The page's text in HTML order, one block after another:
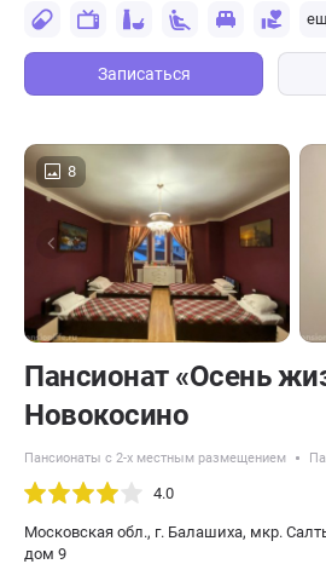
Записаться
8
Пансионат «Осень
Новокосино
Пансионаты с 2-х местным размещением
4.0
Московская обл., г. Балашиха, мкр.
дом 9